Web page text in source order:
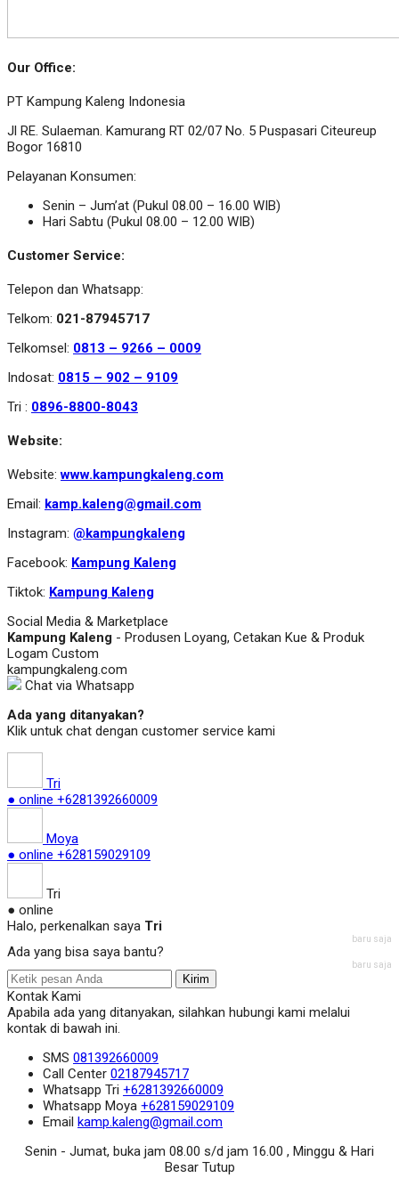
Our Office:
PT Kampung Kaleng Indonesia
Jl RE. Sulaeman. Kamurang RT 02/07 No. 5 Puspasari Citeureup
Bogor 16810
Pelayanan Konsumen:
Senin – Jum’at (Pukul 08.00 – 16.00 WIB)
Hari Sabtu (Pukul 08.00 – 12.00 WIB)
Customer Service:
Telepon dan Whatsapp:
Telkom: 021-87945717
Telkomsel: 0813 – 9266 – 0009
Indosat: 0815 – 902 – 9109
Tri : 0896-8800-8043
Website:
Website:www.kampungkaleng.com
Email: kamp.kaleng@gmail.com
Instagram: @kampungkaleng
Facebook: Kampung Kaleng
Tiktok: Kampung Kaleng
Social Media & Marketplace
Kampung Kaleng - Produsen Loyang, Cetakan Kue & Produk
Logam Custom
kampungkaleng.com
Chat via Whatsapp
Ada yang ditanyakan?
Klik untuk chat dengan customer service kami
Tri
● online +6281392660009
Moya
● online +628159029109
Tri
● online
Halo, perkenalkan saya Tri
baru saja
Ada yang bisa saya bantu?
baru saja
Kirim
Kontak Kami
Apabila ada yang ditanyakan, silahkan hubungi kami melalui
kontak di bawah ini.
SMS 081392660009
Call Center 02187945717
Whatsapp Tri +6281392660009
Whatsapp Moya +628159029109
Email kamp.kaleng@gmail.com
Senin - Jumat, buka jam 08.00 s/d jam 16.00 , Minggu & Hari
Besar Tutup